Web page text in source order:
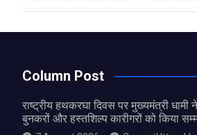
Column Post
राष्ट्रीय हथकरघा दिवस पर मुख्यमंत्री धामी
बुनकरों और हस्तशिल्प कारीगरों को किया